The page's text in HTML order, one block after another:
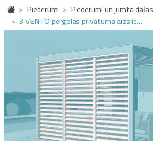
Piederumi
Piederumi un jumta daļas
3 VENTO pergolas privātuma aizslie…